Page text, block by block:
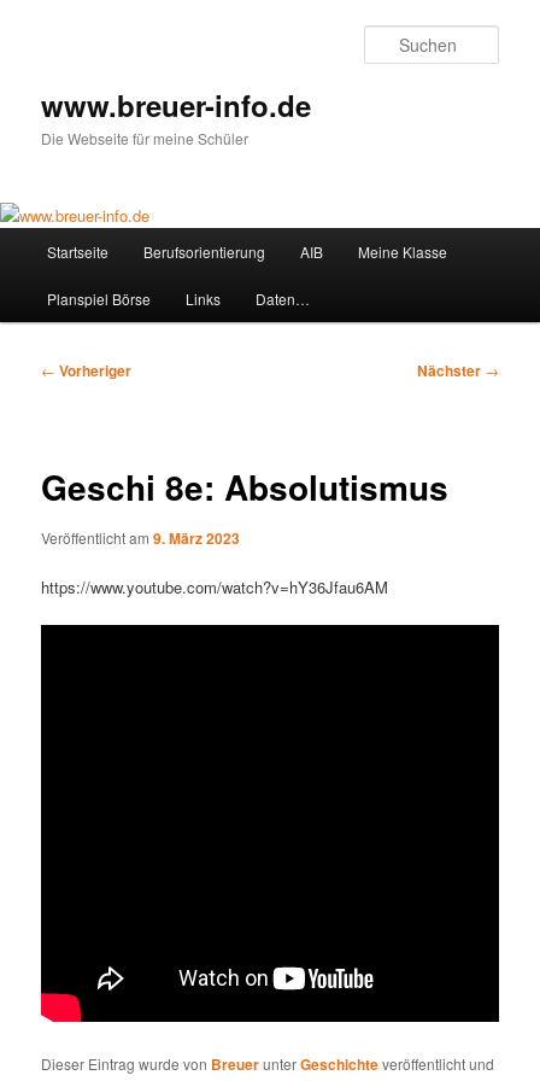
www.breuer-info.de
Die Webseite für meine Schüler
Startseite Berufsorientierung AIB Meine Klasse
Planspiel Börse Links Daten…
Beitragsnavigation
← Vorheriger Nächster →
Geschi 8e: Absolutismus
Veröffentlicht am9. März 2023
https://www.youtube.com/watch?v=hY36Jfau6AM
Dieser Eintrag wurde von BreuerunterGeschichteveröffentlicht und